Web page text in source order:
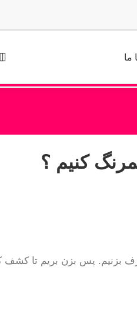
ما
کنیم ؟
بزنیم. پس بزن بریم تا کشف